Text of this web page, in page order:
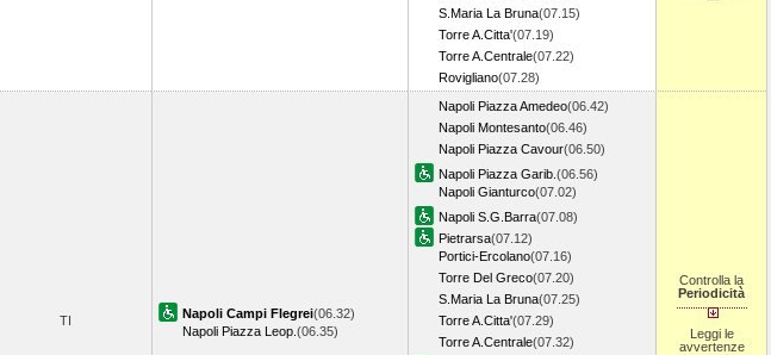
S.Maria La Bruna(07.15)
Torre A.Citta'(07.19)
Torre A.Centrale(07.22)
Rovigliano(07.28)
TI Napoli Campi Flegrei(06.32)
Napoli Piazza Leop. (06.35)
Napoli Piazza Amedeo(06.42)
Napoli Montesanto(06.46)
Napoli Piazza Cavour(06.50)
Napoli Piazza Garib. (06.56)
Napoli Gianturco(07.02)
Napoli S.G.Barra(07.08)
Pietrarsa(07.12)
Portici-Ercolano(07.16)
Torre Del Greco(07.20)
S.Maria La Bruna(07.25)
Torre A.Citta'(07.29)
Torre A.Centrale(07.32)
Controlla la
Periodicità
Leggi le
avvertenze